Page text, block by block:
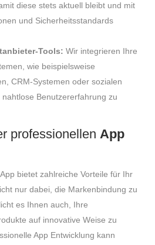
diese stets aktuell bleibt und mit
und Sicherheitsstandards
Tools: Wir integrieren Ihre
wie beispielsweise
CRM-Systemen oder sozialen
Benutzererfahrung zu
professionellen App
bietet zahlreiche Vorteile für Ihr
nur dabei, die Markenbindung zu
es Ihnen auch, Ihre
auf innovative Weise zu
App Entwicklung kann